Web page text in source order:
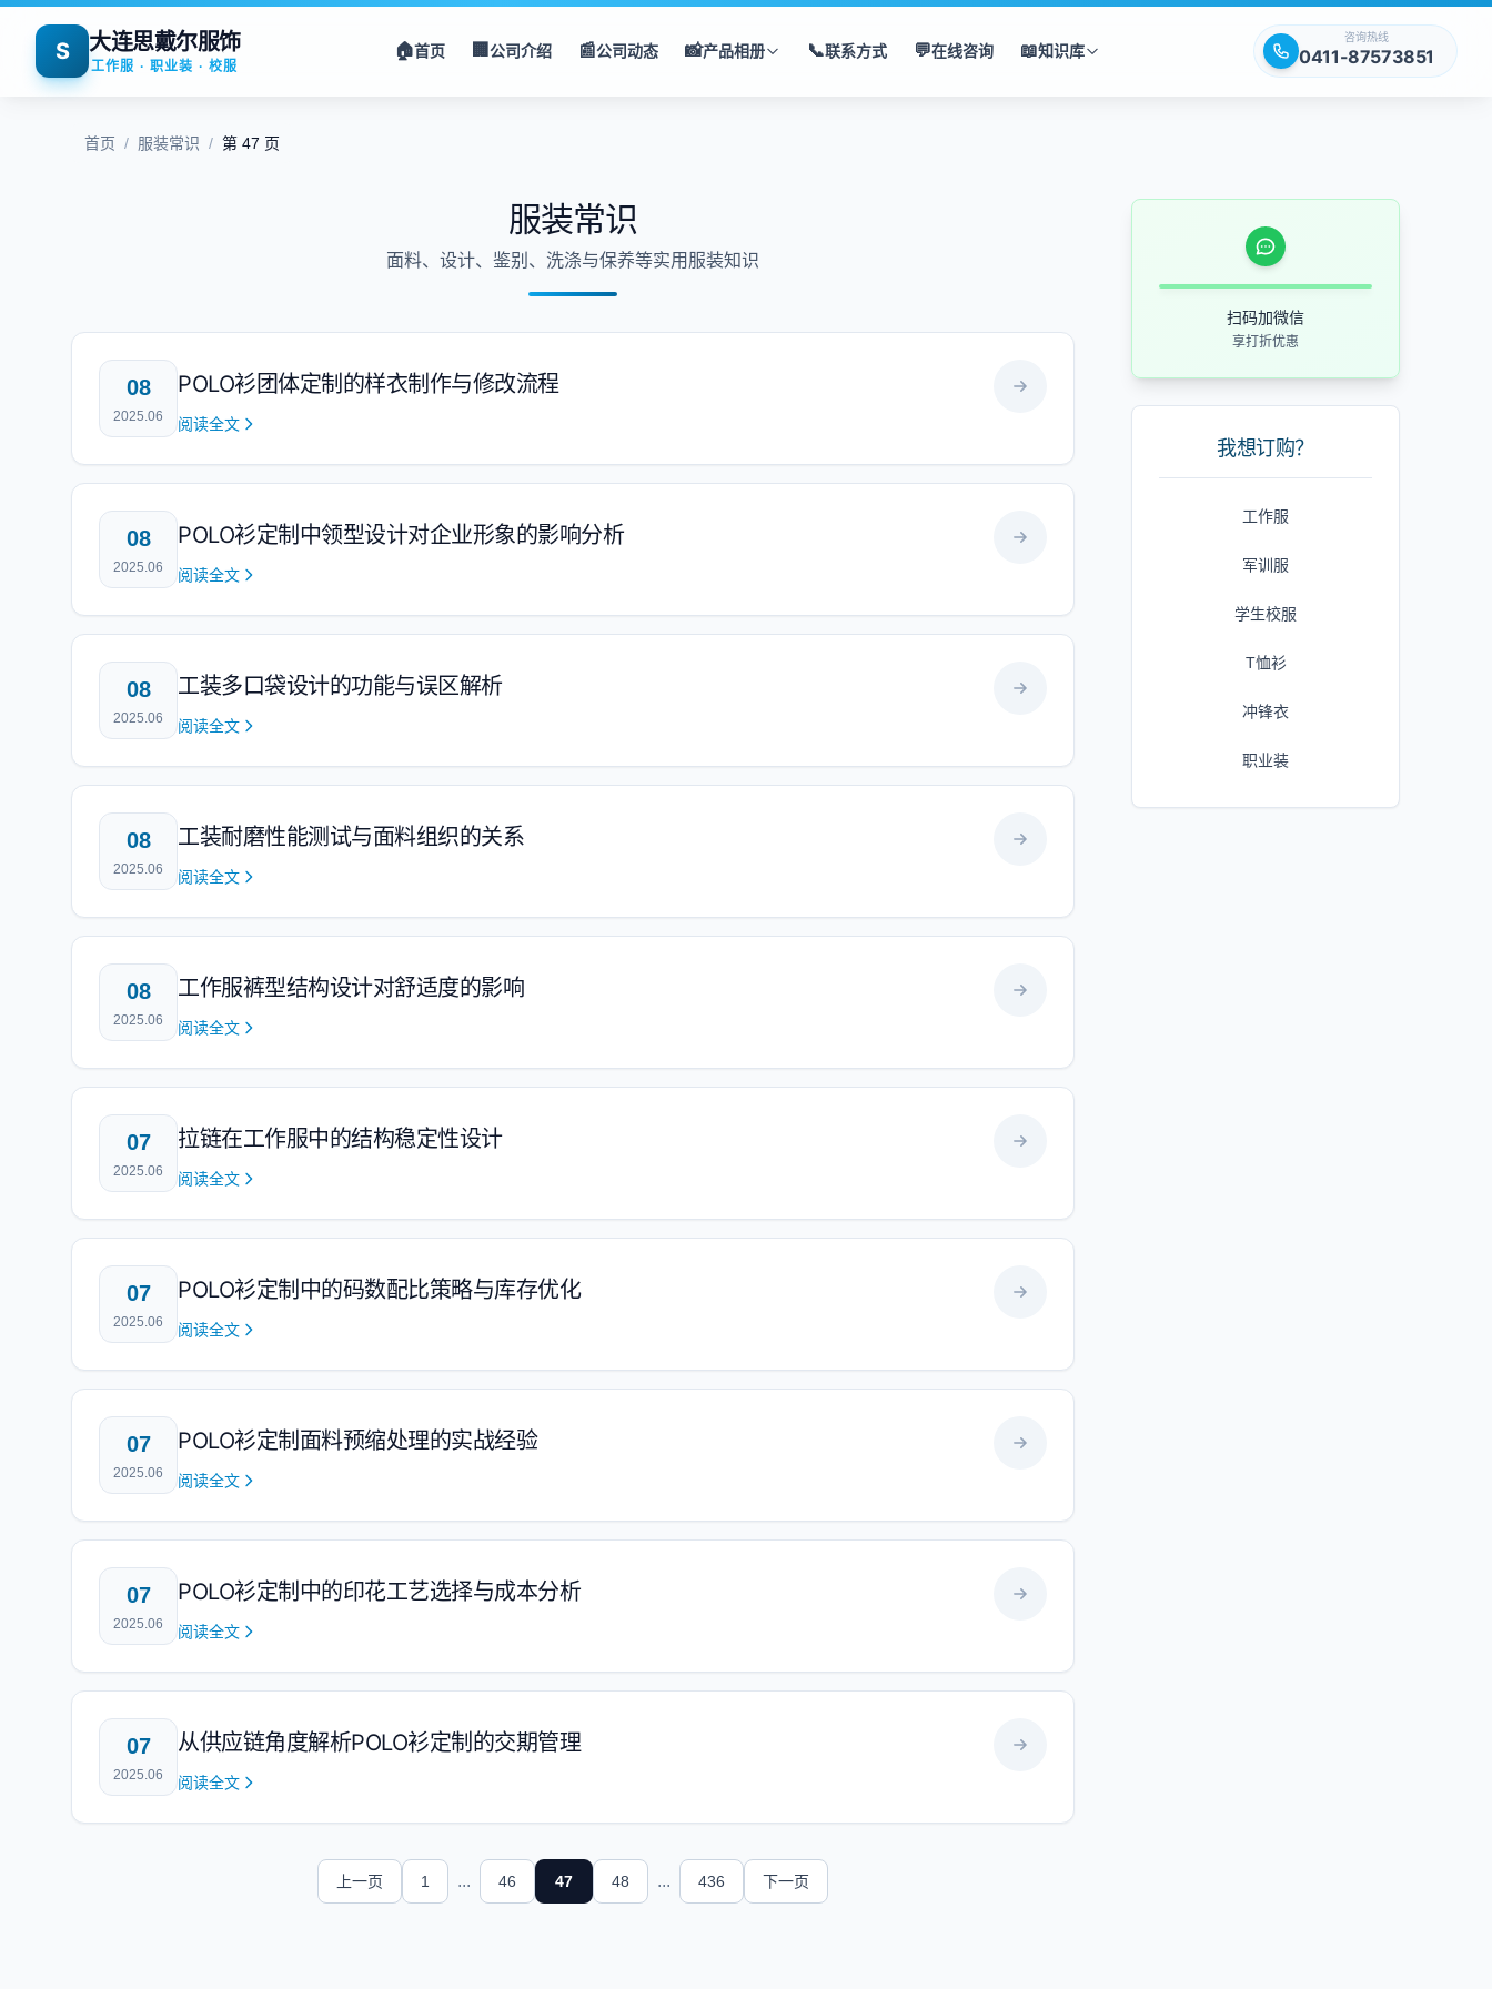
S 大连思戴尔服饰
工作服 · 职业装 · 校服
🏠首页 🏢公司介绍 📰公司动态 📸产品相册 📞联系方式 💬在线咨询 📖知识库
咨询热线
0411-87573851
首页 / 服装常识 / 第 47 页
服装常识
面料、设计、鉴别、洗涤与保养等实用服装知识
08
2025.06
POLO衫团体定制的样衣制作与修改流程
阅读全文
08
2025.06
POLO衫定制中领型设计对企业形象的影响分析
阅读全文
08
2025.06
工装多口袋设计的功能与误区解析
阅读全文
08
2025.06
工装耐磨性能测试与面料组织的关系
阅读全文
08
2025.06
工作服裤型结构设计对舒适度的影响
阅读全文
07
2025.06
拉链在工作服中的结构稳定性设计
阅读全文
07
2025.06
POLO衫定制中的码数配比策略与库存优化
阅读全文
07
2025.06
POLO衫定制面料预缩处理的实战经验
阅读全文
07
2025.06
POLO衫定制中的印花工艺选择与成本分析
阅读全文
07
2025.06
从供应链角度解析POLO衫定制的交期管理
阅读全文
上一页 1 ... 46 47 48 ... 436 下一页
扫码加微信
享打折优惠
我想订购？
工作服
军训服
学生校服
T恤衫
冲锋衣
职业装